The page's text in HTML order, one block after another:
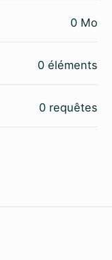
0 Mo
0 éléments
0 requêtes